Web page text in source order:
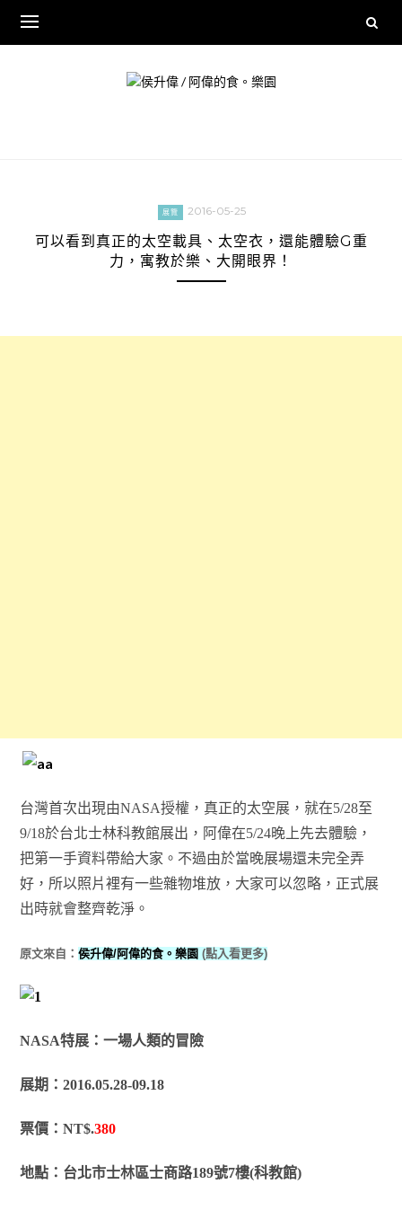
content
展覽 2016-05-25
可以看到真正的太空載具、太空衣，還能體驗G重
力，寓教於樂、大開眼界！
台灣首次出現由NASA授權，真正的太空展，就在5/28至
9/18於台北士林科教館展出，阿偉在5/24晚上先去體驗，
把第一手資料帶給大家。不過由於當晚展場還未完全弄
好，所以照片裡有一些雜物堆放，大家可以忽略，正式展
出時就會整齊乾淨。
原文來自： 侯升偉/阿偉的食。樂園 (點入看更多)
NASA特展：一場人類的冒險
展期：2016.05.28-09.18
票價：NT$.380
地點：台北市士林區士商路189號7樓(科教館)